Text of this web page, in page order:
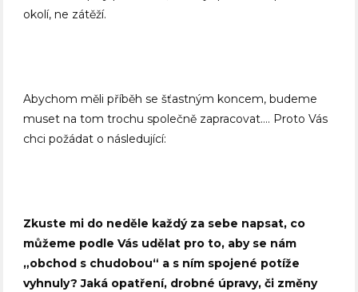
okolí, ne zátěží.
Abychom měli příběh se šťastným koncem, budeme
muset na tom trochu společně zapracovat…. Proto Vás
chci požádat o následující:
Zkuste mi do neděle každý za sebe napsat, co
můžeme podle Vás udělat pro to, aby se nám
„obchod s chudobou“ a s ním spojené potíže
vyhnuly? Jaká opatření, drobné úpravy, či změny